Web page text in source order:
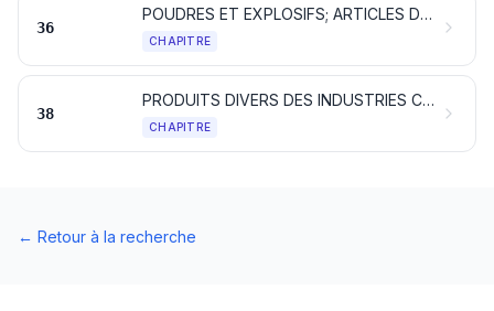
36
POUDRES ET EXPLOSIFS; ARTICLES DE PYROTECHNIE; ALLUMETTES; ALLIAGES PYROPHORIQUES; MATIÈRES INFLAMMABLES
CHAPITRE
38
PRODUITS DIVERS DES INDUSTRIES CHIMIQUES
CHAPITRE
← Retour à la recherche